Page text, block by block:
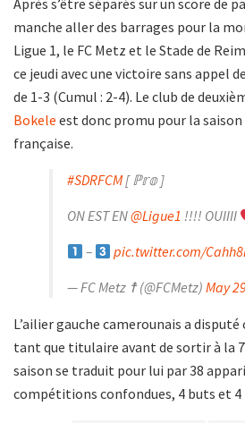
Après s’être séparés sur un score de
manche aller des barrages pour la
Ligue 1, le FC Metz et le Stade de
ce jeudi avec une victoire sans appel
de 1-3 (Cumul : 2-4). Le club de
Bokele est donc promu pour la
française.
#SDRFCM[ ℙ𝕣𝕠 ]
ON EST EN@Ligue1 !!!! OUIIII
–
pic.twitter.com/
— FC Metz ☨ (@FCMetz) May
L’ailier gauche camerounais a
tant que titulaire avant de sortir à la
saison se traduit pour lui par 38
compétitions confondues, 4 buts et 4